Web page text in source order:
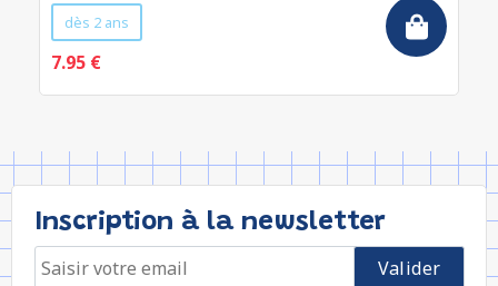
dès 2 ans
7.95 €
Inscription à la newsletter